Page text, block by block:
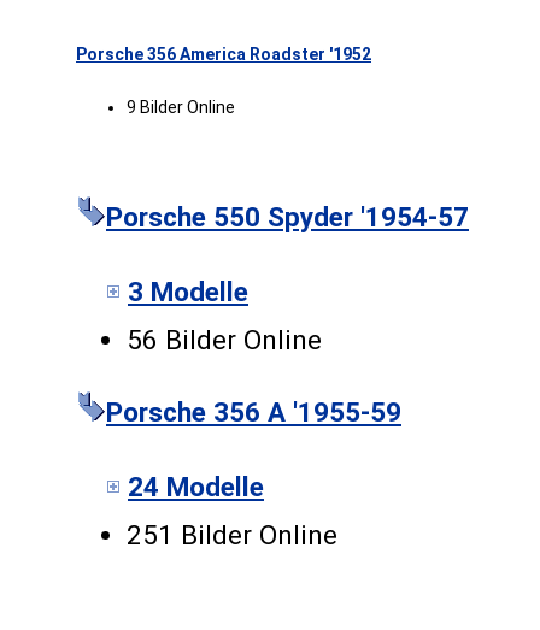
Porsche 356 America Roadster '1952
9 Bilder Online
Porsche 550 Spyder '1954-57
3 Modelle
56 Bilder Online
Porsche 356 A '1955-59
24 Modelle
251 Bilder Online